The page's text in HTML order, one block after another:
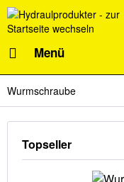
Menü
Wurmschraube
Topseller